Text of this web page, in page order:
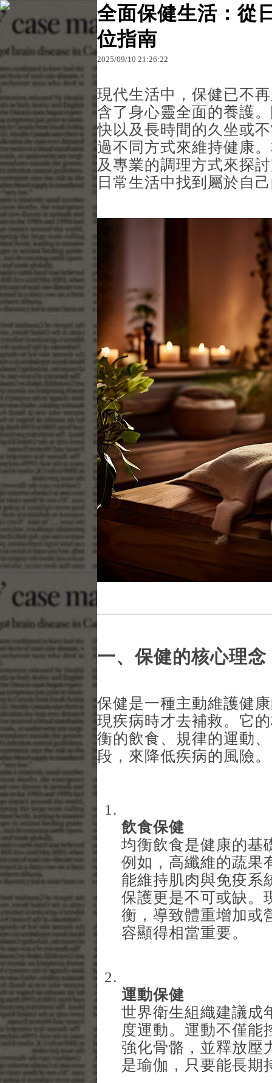
原文網址：http://blog.udn.com/f67d23cf/
全面保健生活：從
位指南
2025/09/10 21:26:22
現代生活中，保健已不
含了身心靈全面的養護
快以及長時間的久坐或
過不同方式來維持健康
及專業的調理方式來探
日常生活中找到屬於自
一、保健的核心理念
保健是一種主動維護健
現疾病時才去補救。它
衡的飲食、規律的運動
段，來降低疾病的風險。
飲食保健
均衡飲食是健康的基
例如，高纖維的蔬果
能維持肌肉與免疫系
保護更是不可或缺。
衡，導致體重增加或
容顯得相當重要。
運動保健
世界衛生組織建議成
度運動。運動不僅能
強化骨骼，並釋放壓
是瑜伽，只要能長期